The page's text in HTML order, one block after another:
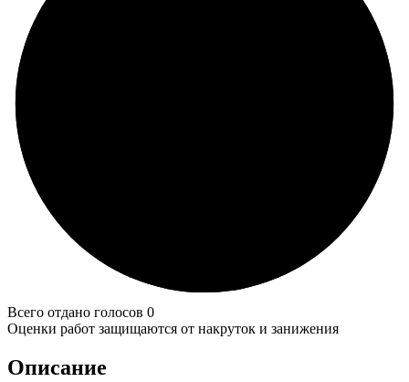
Всего отдано голосов 0
Оценки работ защищаются от накруток и занижения
Описание